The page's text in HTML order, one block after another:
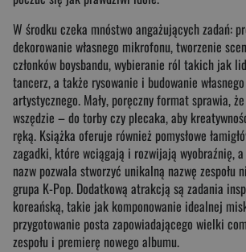
W środku czeka mnóstwo angażujących zadań:
dekorowanie własnego mikrofonu, tworzenie
członków boysbandu, wybieranie ról takich jak
tancerz, a także rysowanie i budowanie
artystycznego. Mały, poręczny format sprawia,
wszędzie – do torby czy plecaka, aby
ręką. Książka oferuje również pomysłowe
zagadki, które wciągają i rozwijają wyobraźnię,
nazw pozwala stworzyć unikalną nazwę zespołu
grupa K-Pop. Dodatkową atrakcją są zadania
koreańską, takie jak komponowanie idealnej
przygotowanie posta zapowiadającego wielki
zespołu i premierę nowego albumu.